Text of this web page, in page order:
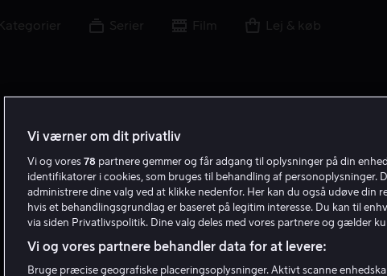
Kategorier Serier Film Lej & køb
T G
Vi værner om dit privatliv
Vi og vores 78 partnere gemmer og får adgang til oplysninger på din
identifikatorer i cookies, som bruges til behandling af personoplysninger.
administrere dine valg ved at klikke nedenfor. Her kan du også udøve din
hvis et behandlingsgrundlag er baseret på legitim interesse. Du kan til
via siden Privatlivspolitik. Dine valg deles med vores partnere og gælder
Vi og vores partnere behandler data for at levere:
Bruge præcise geografiske placeringsoplysninger. Aktivt scanne